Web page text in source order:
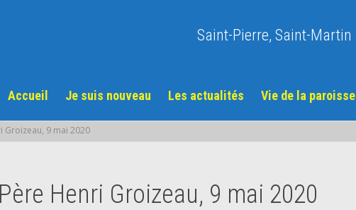
Saint-Pierre, Saint-Martin
Accueil Je suis nouveau Les actualités Vie de la paroisse
Groizeau, 9 mai 2020
Henri Groizeau, 9 mai 2020